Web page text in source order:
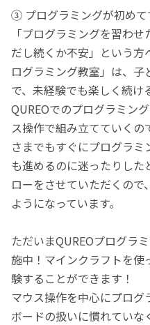
③ プログラミングが初めて
「プログラミングを習わ
だし続くか不安」という方
ログラミング教室」は、
で、未経験でも楽しく続け
QUREOでのプログラミン
ス操作で組み立てていく
さまでもすぐにプログラミ
も進めるのに迷ったりし
ローをさせていただくの
ようになっています。
ただいまQUREOプログラ
施中！マインクラフトを
験することができます！
マウス操作を中心にプログ
ボードの扱いに慣れてい